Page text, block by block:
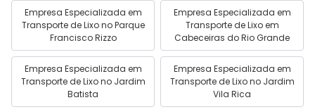
Empresa Especializada em
Transporte de Lixo no Parque
Francisco Rizzo
Empresa Especializada em
Transporte de Lixo em
Cabeceiras do Rio Grande
Empresa Especializada em
Transporte de Lixo no Jardim
Batista
Empresa Especializada em
Transporte de Lixo no Jardim
Vila Rica